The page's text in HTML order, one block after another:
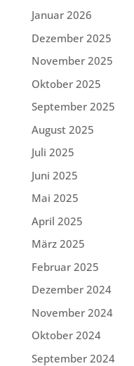
Januar 2026
Dezember 2025
November 2025
Oktober 2025
September 2025
August 2025
Juli 2025
Juni 2025
Mai 2025
April 2025
März 2025
Februar 2025
Dezember 2024
November 2024
Oktober 2024
September 2024